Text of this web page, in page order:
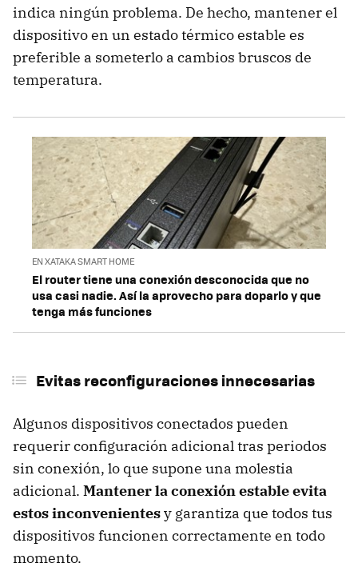
indica ningún problema. De hecho, mantener el
dispositivo en un estado térmico estable es
preferible a someterlo a cambios bruscos de
temperatura.
EN XATAKA SMART HOME
El router tiene una conexión desconocida que no
usa casi nadie. Así la aprovecho para doparlo y que
tenga más funciones
Evitas reconfiguraciones innecesarias
Algunos dispositivos conectados pueden
requerir configuración adicional tras periodos
sin conexión, lo que supone una molestia
adicional. Mantener la conexión estable evita
estos inconvenientesy garantiza que todos tus
dispositivos funcionen correctamente en todo
momento.